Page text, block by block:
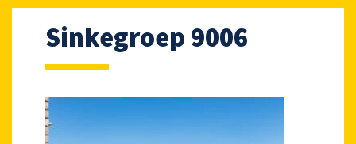
Sinkegroep 9006